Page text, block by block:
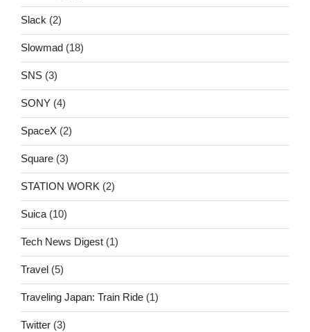
Slack (2)
Slowmad (18)
SNS (3)
SONY (4)
SpaceX (2)
Square (3)
STATION WORK (2)
Suica (10)
Tech News Digest (1)
Travel (5)
Traveling Japan: Train Ride (1)
Twitter (3)